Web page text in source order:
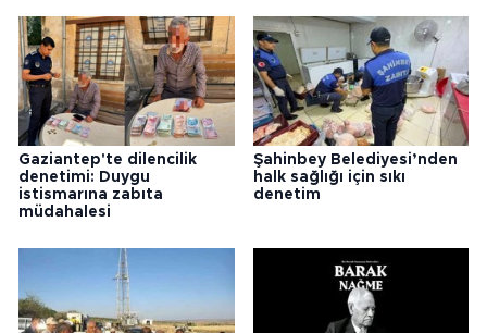
Gaziantep'te dilencilik
denetimi: Duygu
istismarına zabıta
müdahalesi
Şahinbey Belediyesi’nden
halk sağlığı için sıkı
denetim